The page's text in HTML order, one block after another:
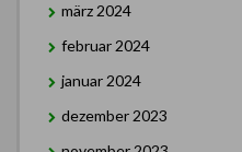
märz 2024
februar 2024
januar 2024
dezember 2023